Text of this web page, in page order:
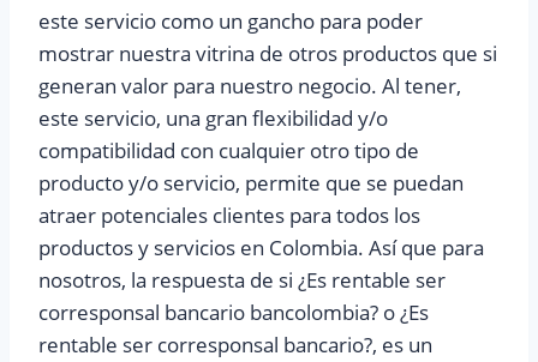
este servicio como un gancho para poder
mostrar nuestra vitrina de otros productos que si
generan valor para nuestro negocio. Al tener,
este servicio, una gran flexibilidad y/o
compatibilidad con cualquier otro tipo de
producto y/o servicio, permite que se puedan
atraer potenciales clientes para todos los
productos y servicios en Colombia. Así que para
nosotros, la respuesta de si ¿Es rentable ser
corresponsal bancario bancolombia? o ¿Es
rentable ser corresponsal bancario?, es un